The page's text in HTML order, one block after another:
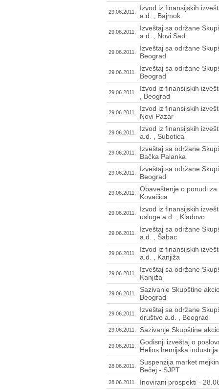
29.06.2011.
Izvod iz finansijskih
a.d. , Bajmok
29.06.2011.
Izveštaj sa održane
a.d. , Novi Sad
29.06.2011.
Izveštaj sa održane
Beograd
29.06.2011.
Izveštaj sa održane
Beograd
29.06.2011.
Izvod iz finansijskih
, Beograd
29.06.2011.
Izvod iz finansijskih
Novi Pazar
29.06.2011.
Izvod iz finansijskih
a.d. , Subotica
29.06.2011.
Izveštaj sa održane
Bačka Palanka
29.06.2011.
Izveštaj sa održane
Beograd
29.06.2011.
Obaveštenje o ponudi
Kovačica
29.06.2011.
Izvod iz finansijskih
usluge a.d. , Kladovo
29.06.2011.
Izveštaj sa održane
a.d. , Šabac
29.06.2011.
Izvod iz finansijskih
a.d. , Kanjiža
29.06.2011.
Izveštaj sa održane
Kanjiža
29.06.2011.
Sazivanje Skupštine
Beograd
29.06.2011.
Izveštaj sa održane
društvo a.d. , Beograd
29.06.2011. Sazivanje Skupštine
29.06.2011.
Godisnji izveštaj o
Helios hemijska
28.06.2011.
Suspenzija market
Bečej - SJPT
28.06.2011. Inovirani prospekti -